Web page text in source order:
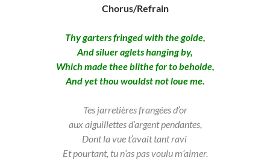
Chorus/Refrain
Thy garters fringed with the golde,
And siluer aglets hanging by,
Which made thee blithe for to beholde,
And yet thou wouldst not loue me.
Tes jarretières frangées d’or
aux aiguillettes d’argent pendantes,
Dont la vue t’avait tant ravi
Et pourtant, tu n’as pas voulu m’aimer.